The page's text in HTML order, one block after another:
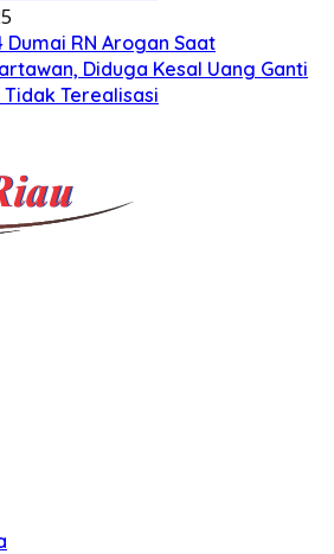
Dumai RN Arogan Saat
Diduga Kesal Uang Ganti
Terealisasi